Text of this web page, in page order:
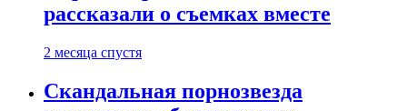
рассказали о съемках вместе
2 месяца спустя
Скандальная порнозвезда